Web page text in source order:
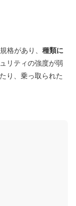
格があり、 種類に
リティの強度が弱
り、乗っ取られた